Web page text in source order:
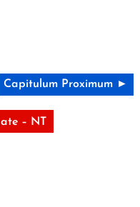
Capitulum Proximum ►
– NT